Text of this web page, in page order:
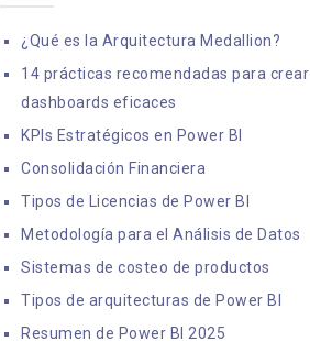
¿Qué es la Arquitectura Medallion?
14 prácticas recomendadas para crear
dashboards eficaces
KPIs Estratégicos en Power BI
Consolidación Financiera
Tipos de Licencias de Power BI
Metodología para el Análisis de Datos
Sistemas de costeo de productos
Tipos de arquitecturas de Power BI
Resumen de Power BI 2025